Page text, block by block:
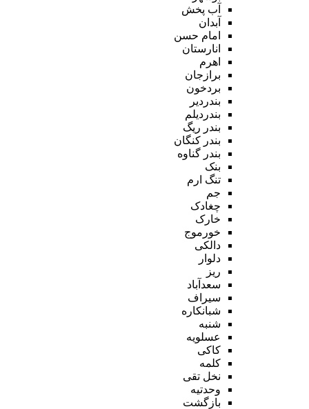
آب پخش
آبدان
امام حسن
انارستان
اهرم
برازجان
بردخون
بندردیر
بندردیلم
بندر ریگ
بندر کنگان
بندر گناوه
بنک
تنگ ارم
جم
چغادک
خارک
خورموج
دالکی
دلوار
ریز
سعدآباد
سیراف
شبانکاره
شنبه
عسلویه
کاکی
کلمه
نخل تقی
وحدتیه
بازگشت